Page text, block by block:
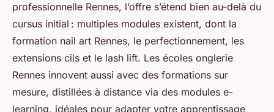
professionnelle Rennes, l’offre s’étend bien au-delà du
cursus initial : multiples modules existent, dont la
formation nail art Rennes, le perfectionnement, les
extensions cils et le lash lift. Les écoles onglerie
Rennes innovent aussi avec des formations sur
mesure, distillées à distance via des modules e-
learning, idéales pour adapter votre apprentissage